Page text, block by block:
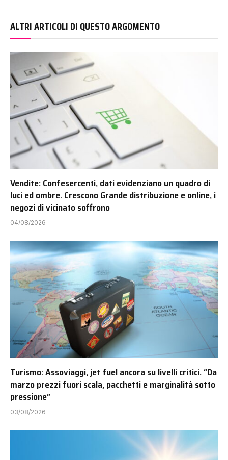
ALTRI ARTICOLI DI QUESTO ARGOMENTO
Vendite: Confesercenti, dati evidenziano un quadro di
luci ed ombre. Crescono Grande distribuzione e online, i
negozi di vicinato soffrono
04/08/2026
Turismo: Assoviaggi, jet fuel ancora su livelli critici. “Da
marzo prezzi fuori scala, pacchetti e marginalità sotto
pressione”
03/08/2026